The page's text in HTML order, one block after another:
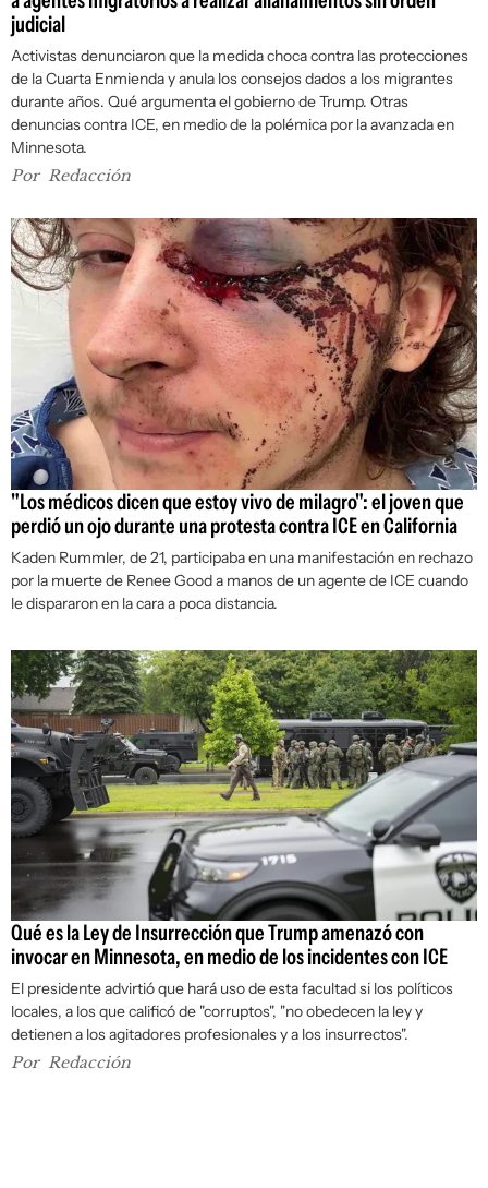
judicial
Activistas denunciaron que la medida choca contra las protecciones
de la Cuarta Enmienda y anula los consejos dados a los migrantes
durante años. Qué argumenta el gobierno de Trump. Otras
denuncias contra ICE, en medio de la polémica por la avanzada en
Minnesota.
Por Redacción
"Los médicos dicen que estoy vivo de milagro": el joven que
perdió un ojo durante una protesta contra ICE en California
Kaden Rummler, de 21, participaba en una manifestación en rechazo
por la muerte de Renee Good a manos de un agente de ICE cuando
le dispararon en la cara a poca distancia.
Qué es la Ley de Insurrección que Trump amenazó con
invocar en Minnesota, en medio de los incidentes con ICE
El presidente advirtió que hará uso de esta facultad si los políticos
locales, a los que calificó de "corruptos", "no obedecen la ley y
detienen a los agitadores profesionales y a los insurrectos".
Por Redacción